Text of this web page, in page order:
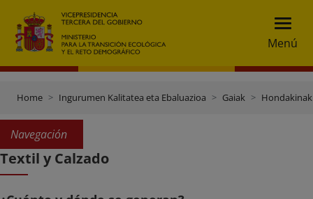
Menú
Home Ingurumen Kalitatea eta Ebaluazioa Gaiak
Navegación
Textil y Calzado